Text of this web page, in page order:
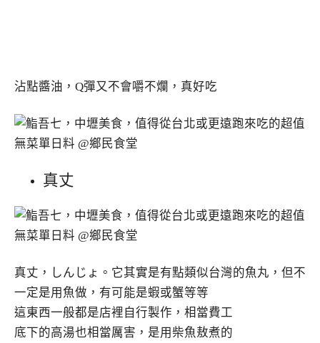
沾點醬油，Q彈又不會嚼不爛，真好吃
真丈
真丈，しんじょ。它其實是有點類似台灣的魚丸，但不
一定是用魚做，有可能是蝦或蟹等等
這東西一般都是店裡自行製作，相當費工
底下的高湯也相當厲害，是用柴魚敖煮的